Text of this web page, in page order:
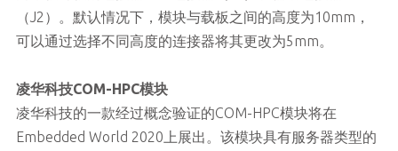
（J2）。默认情况下，模块与载板之间的高度为10mm，
可以通过选择不同高度的连接器将其更改为5mm。
凌华科技COM-HPC模块
凌华科技的一款经过概念验证的COM-HPC模块将在
Embedded World 2020上展出。该模块具有服务器类型的